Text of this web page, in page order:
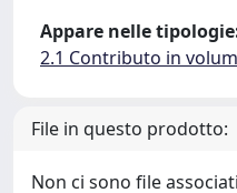
Appare nelle
2.1 Contributo in
File in questo prodotto:
Non ci sono file